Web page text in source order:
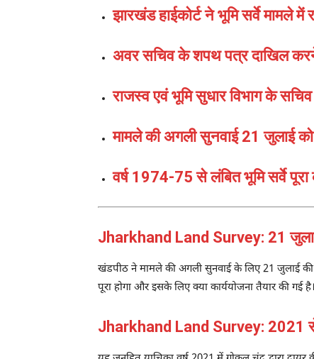
झारखंड हाईकोर्ट ने भूमि सर्वे मामले
अवर सचिव के शपथ पत्र दाखिल करने
राजस्व एवं भूमि सुधार विभाग के
मामले की अगली सुनवाई 21 जुलाई को
वर्ष 1974-75 से लंबित भूमि सर्वे
Jharkhand Land Survey: 21
खंडपीठ ने मामले की अगली सुनवाई के लिए 21 जुलाई की
पूरा होगा और इसके लिए क्या कार्ययोजना तैयार की गई है।
Jharkhand Land Survey: 2021 से